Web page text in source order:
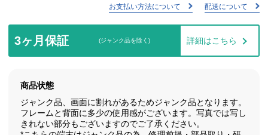
お支払い方法について 配送について
3ヶ月保証 (ジャンク品を除く) 詳細はこちら
商品状態
ジャンク品、画面に割れがあるためジャンク品となります。
フレームと背面に多少の使用感がございます。写真では写し
きれない部分もございますのでご了承ください。